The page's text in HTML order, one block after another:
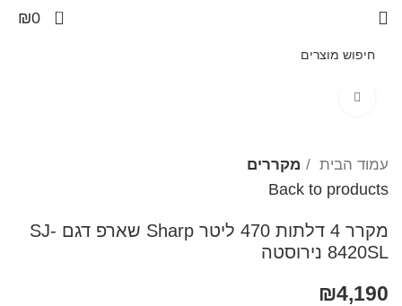
0
₪0
עמוד הבית מקררים
Back to products
מקרר 4 דלתות 470 ליטר Sharp​ שארפ דגם SJ-
8420SL נירוסטה
₪4,190